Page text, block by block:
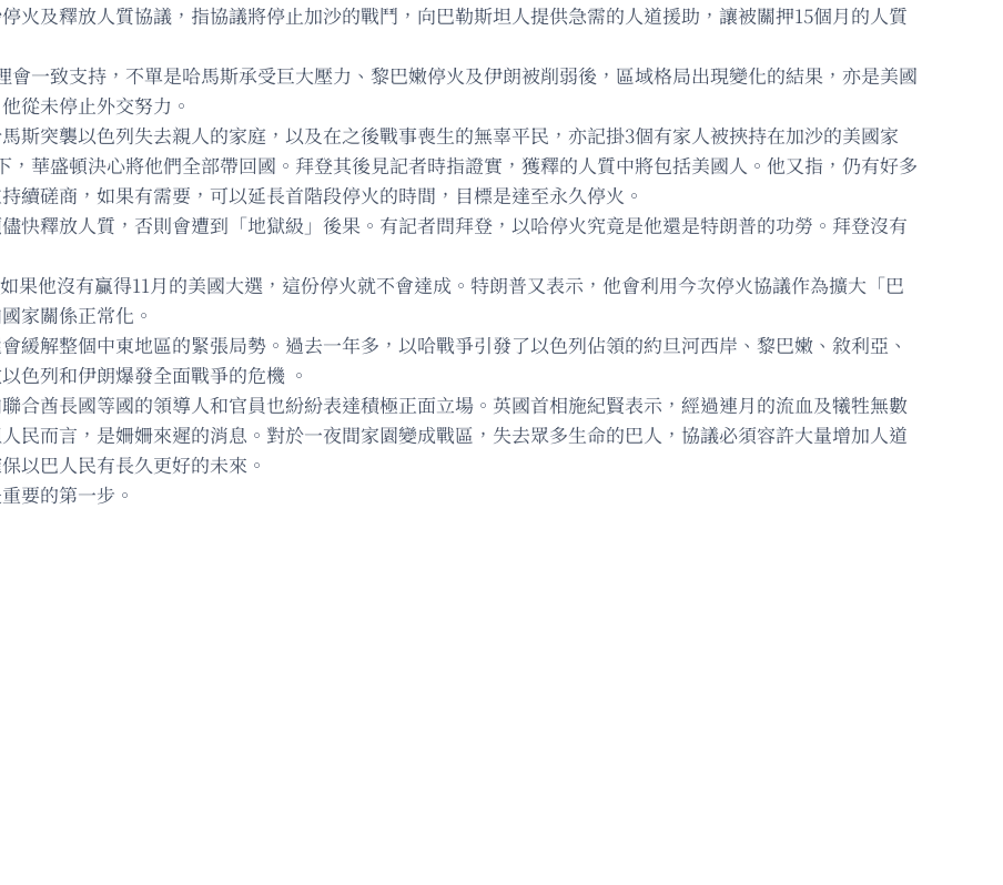
火及釋放人質協議，指協議將停止加沙的戰鬥，向巴勒斯坦人提供急需的人道援助，讓被關押15個月的人質
一致支持，不單是哈馬斯承受巨大壓力、黎巴嫩停火及伊朗被削弱後，區域格局出現變化的結果，亦是美國
從未停止外交努力。
斯突襲以色列失去親人的家庭，以及在之後戰事喪生的無辜平民，亦記掛3個有家人被挾持在加沙的美國家
華盛頓決心將他們全部帶回國。拜登其後見記者時指證實，獲釋的人質中將包括美國人。他又指，仍有好多
續磋商，如果有需要，可以延長首階段停火的時間，目標是達至永久停火。
快釋放人質，否則會遭到「地獄級」後果。有記者問拜登，以哈停火究竟是他還是特朗普的功勞。拜登沒有
他沒有贏得11月的美國大選，這份停火就不會達成。特朗普又表示，他會利用今次停火協議作為擴大「巴
家關係正常化。
緩解整個中東地區的緊張局勢。過去一年多，以哈戰爭引發了以色列佔領的約旦河西岸、黎巴嫩、敘利亞、
色列和伊朗爆發全面戰爭的危機 。
合酋長國等國的領導人和官員也紛紛表達積極正面立場。英國首相施紀賢表示，經過連月的流血及犧牲無數
民而言，是姍姍來遲的消息。對於一夜間家園變成戰區，失去眾多生命的巴人，協議必須容許大量增加人道
以巴人民有長久更好的未來。
要的第一步。